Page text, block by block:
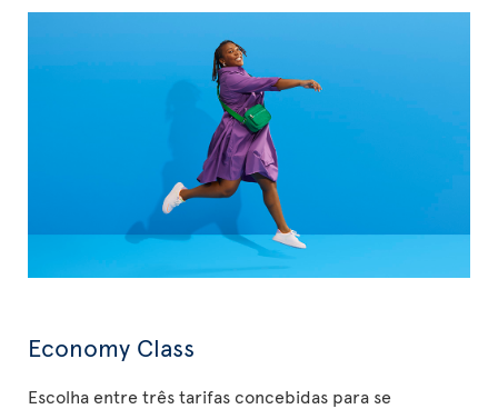
Economy Class
Escolha entre três tarifas concebidas para se